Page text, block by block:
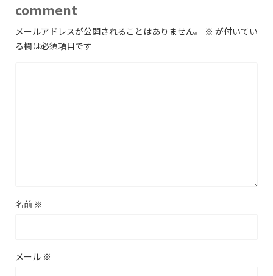
comment
メールアドレスが公開されることはありません。 ※ が付いてい
る欄は必須項目です
名前 ※
メール ※